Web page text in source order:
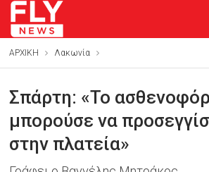
ΑΡΧΙΚΗ Λακωνία
Σπάρτη: «Το
μπορούσε να
στην πλατεία»